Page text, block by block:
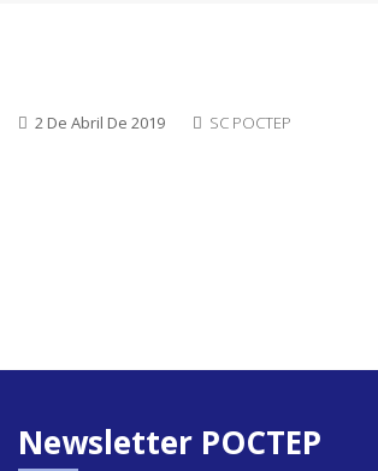
2 De Abril De 2019 SC POCTEP
Newsletter POCTEP